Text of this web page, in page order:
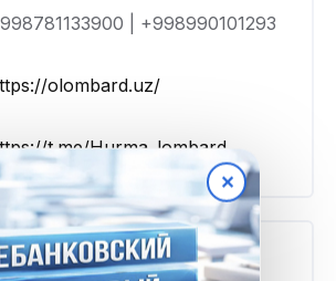
| +998990101293
olombard.uz/
t.me/Hurma_lombard
✕